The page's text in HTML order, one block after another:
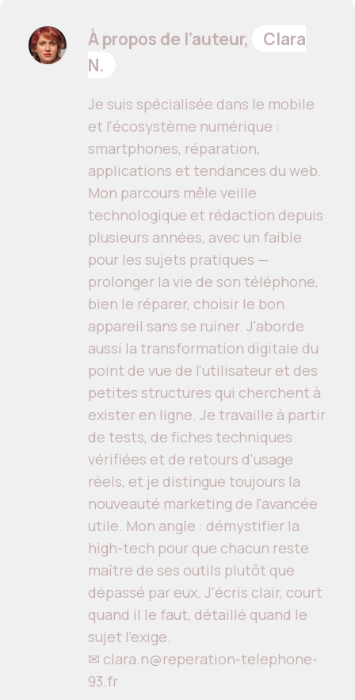
À propos de l’auteur,
Clara
N.
Je suis spécialisée dans le mobile
et l'écosystème numérique :
smartphones, réparation,
applications et tendances du web.
Mon parcours mêle veille
technologique et rédaction depuis
plusieurs années, avec un faible
pour les sujets pratiques —
prolonger la vie de son téléphone,
bien le réparer, choisir le bon
appareil sans se ruiner. J'aborde
aussi la transformation digitale du
point de vue de l'utilisateur et des
petites structures qui cherchent à
exister en ligne. Je travaille à partir
de tests, de fiches techniques
vérifiées et de retours d'usage
réels, et je distingue toujours la
nouveauté marketing de l'avancée
utile. Mon angle : démystifier la
high-tech pour que chacun reste
maître de ses outils plutôt que
dépassé par eux. J'écris clair, court
quand il le faut, détaillé quand le
sujet l'exige.
✉ clara.n@reperation-telephone-
93.fr